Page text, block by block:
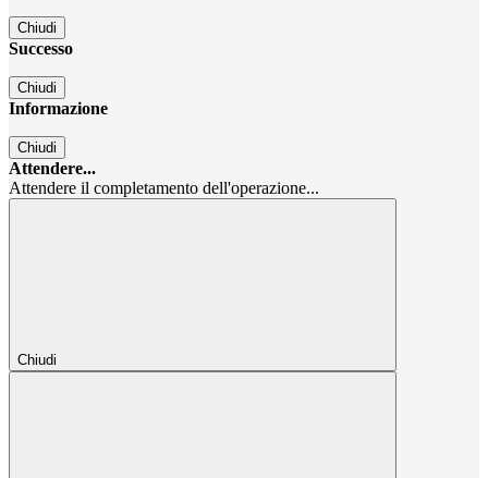
Chiudi
Successo
Chiudi
Informazione
Chiudi
Attendere...
Attendere il completamento dell'operazione...
Chiudi